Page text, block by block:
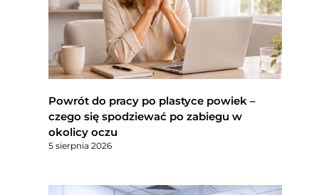
Powrót do pracy po plastyce powiek –
czego się spodziewać po zabiegu w
okolicy oczu
5 sierpnia 2026